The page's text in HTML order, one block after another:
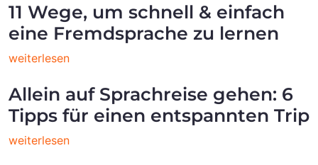
11 Wege, um schnell & einfach
eine Fremdsprache zu lernen
weiterlesen
Allein auf Sprachreise gehen: 6
Tipps für einen entspannten Trip
weiterlesen